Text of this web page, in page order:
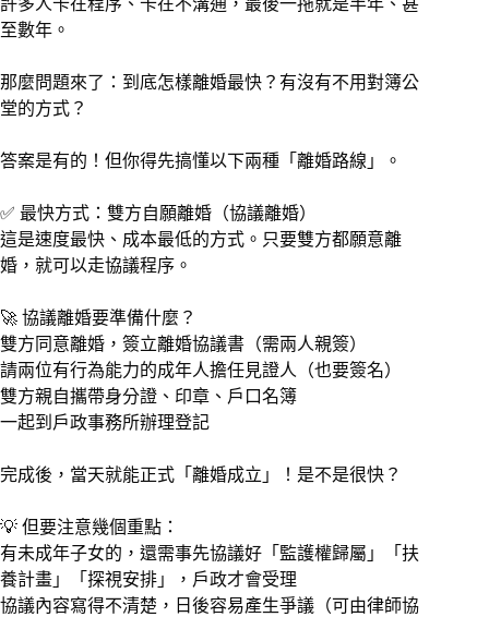
許多人卡在程序、卡在不溝通，最後一拖就是半年、甚
至數年。
那麼問題來了：到底怎樣離婚最快？有沒有不用對簿公
堂的方式？
答案是有的！但你得先搞懂以下兩種「離婚路線」。
✅ 最快方式：雙方自願離婚（協議離婚）
這是速度最快、成本最低的方式。只要雙方都願意離
婚，就可以走協議程序。
🚀 協議離婚要準備什麼？
雙方同意離婚，簽立離婚協議書（需兩人親簽）
請兩位有行為能力的成年人擔任見證人（也要簽名）
雙方親自攜帶身分證、印章、戶口名簿
一起到戶政事務所辦理登記
完成後，當天就能正式「離婚成立」！是不是很快？
💡 但要注意幾個重點：
有未成年子女的，還需事先協議好「監護權歸屬」「扶
養計畫」「探視安排」，戶政才會受理
協議內容寫得不清楚，日後容易產生爭議（可由律師協